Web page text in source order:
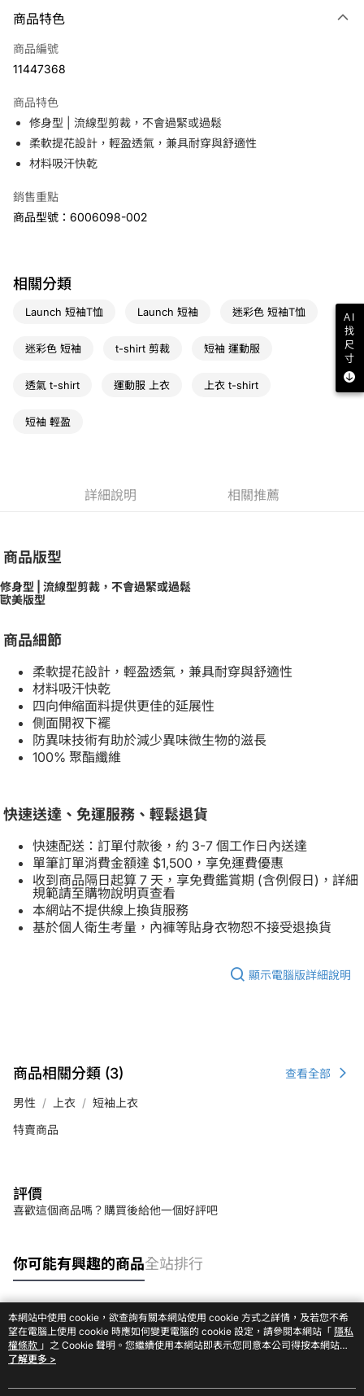
信用卡一次付款
LINE Pay
悠遊付
運送方式
商品特色
商品編號
11447368
商品特色
修身型 | 流線型剪裁，不會過緊或過鬆
柔軟提花設計，輕盈透氣，兼具耐穿與舒適性
材料吸汗快乾
銷售重點
商品型號：6006098-002
相關分類
Launch 短袖T恤 Launch 短袖 迷彩色 短袖T恤
迷彩色 短袖 t-shirt 剪裁 短袖 運動服
透氣 t-shirt 運動服 上衣 上衣 t-shirt
短袖 輕盈
詳細說明 相關推薦
商品版型
修身型 | 流線型剪裁，不會過緊或過鬆
歐美版型
商品細節
柔軟提花設計，輕盈透氣，兼具耐穿與舒適性
材料吸汗快乾
四向伸縮面料提供更佳的延展性
側面開衩下襬
防異味技術有助於減少異味微生物的滋長
100% 聚酯纖維
快速送達、免運服務、輕鬆退貨
快速配送：訂單付款後，約 3-7 個工作日內送達
單筆訂單消費金額達 $1,500，享免運費優惠
收到商品隔日起算 7 天，享免費鑑賞期 (含例假日)，詳細
規範請至購物說明頁查看
本網站不提供線上換貨服務
基於個人衛生考量，內褲等貼身衣物恕不接受退換貨
顯示電腦版詳細說明
商品相關分類 (3) 查看全部
男性 上衣
短袖上衣
特賣商品
評價
喜歡這個商品嗎？購買後給他一個好評吧
你可能有興趣的商品全站排行
熱門標籤
本網站中使用 cookie，欲查詢有關本網站使用 cookie 方式之詳情，及若您不希
望在電腦上使用 cookie 時應如何變更電腦的 cookie 設定，請參閱本網站「 隱私
權條款 」之 Cookie 聲明。您繼續使用本網站即表示您同意本公司得按本網站使
用條款之 Cookie 聲明使用 cookie。
了解更多 >
AI
找
尺
寸